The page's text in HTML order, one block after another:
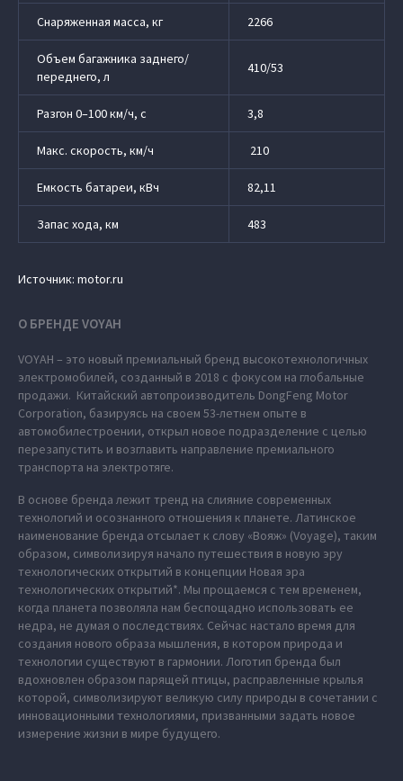
Снаряженная масса, кг 2266
Объем багажника заднего/
переднего, л
410/53
Разгон 0–100 км/ч, с 3,8
Макс. скорость, км/ч 210
Емкость батареи, кВч 82,11
Запас хода, км 483
Источник: motor.ru
О БРЕНДЕ VOYAH
VOYAH – это новый премиальный бренд высокотехнологичных
электромобилей, созданный в 2018 с фокусом на глобальные
продажи. Китайский автопроизводитель DongFeng Motor
Corporation, базируясь на своем 53-летнем опыте в
автомобилестроении, открыл новое подразделение с целью
перезапустить и возглавить направление премиального
транспорта на электротяге.
В основе бренда лежит тренд на слияние современных
технологий и осознанного отношения к планете. Латинское
наименование бренда отсылает к слову «Вояж» (Voyage), таким
образом, символизируя начало путешествия в новую эру
технологических открытий в концепции Новая эра
технологических открытий*. Мы прощаемся с тем временем,
когда планета позволяла нам беспощадно использовать ее
недра, не думая о последствиях. Сейчас настало время для
создания нового образа мышления, в котором природа и
технологии существуют в гармонии. Логотип бренда был
вдохновлен образом парящей птицы, расправленные крылья
которой, символизируют великую силу природы в сочетании с
инновационными технологиями, призванными задать новое
измерение жизни в мире будущего.